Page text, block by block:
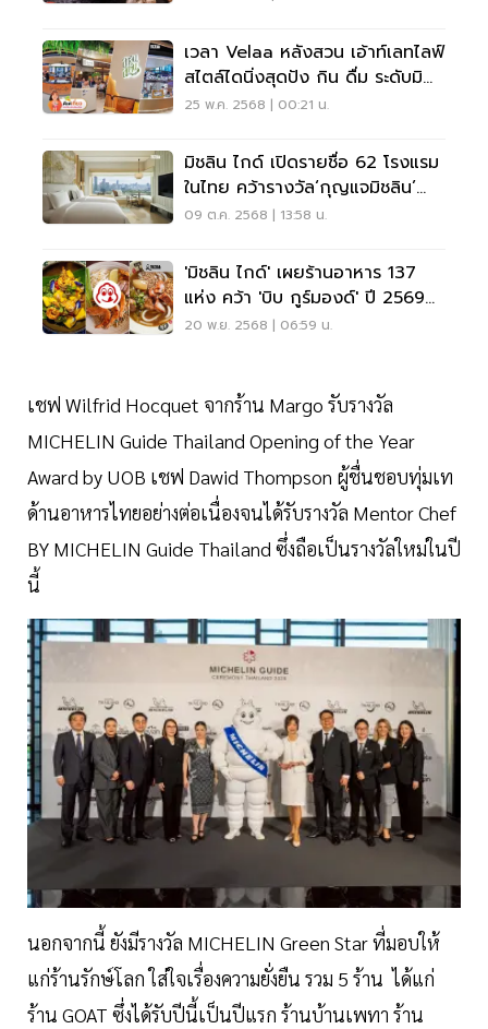
เวลา Velaa หลังสวน เอ้าท์เลทไลฟ์
สไตล์ไดนิ่งสุดปัง กิน ดื่ม ระดับมิ
ชลิน
25 พ.ค. 2568 | 00:21 น.
มิชลิน ไกด์ เปิดรายชื่อ 62 โรงแรม
ในไทย คว้ารางวัล‘กุญแจมิชลิน’
MICHELIN Key 2568
09 ต.ค. 2568 | 13:58 น.
'มิชลิน ไกด์' เผยร้านอาหาร 137
แห่ง คว้า 'บิบ กูร์มองด์' ปี 2569
อร่อยราคาย่อมเยา
20 พ.ย. 2568 | 06:59 น.
เชฟ Wilfrid Hocquet จากร้าน Margo รับรางวัล
MICHELIN Guide Thailand Opening of the Year
Award by UOB เชฟ Dawid Thompson ผู้ชื่นชอบทุ่มเท
ด้านอาหารไทยอย่างต่อเนื่องจนได้รับรางวัล Mentor Chef
BY MICHELIN Guide Thailand ซึ่งถือเป็นรางวัลใหม่ในปี
นี้
นอกจากนี้ ยังมีรางวัล MICHELIN Green Star ที่มอบให้
แก่ร้านรักษ์โลก ใส่ใจเรื่องความยั่งยืน รวม 5 ร้าน ได้แก่
ร้าน GOAT ซึ่งได้รับปีนี้เป็นปีแรก ร้านบ้านเพทา ร้าน